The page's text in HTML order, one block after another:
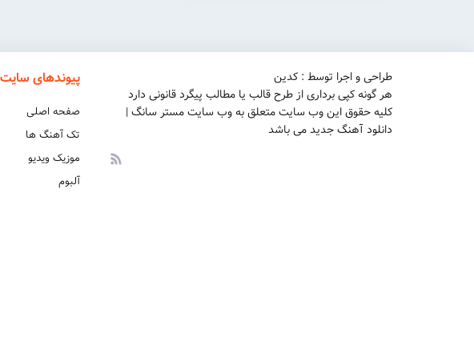
طراحی و اجرا توسط : کدین
هر گونه کپی برداری از طرح قالب یا مطالب پیگرد قانونی دارد
کلیه حقوق این وب سایت متعلق به وب سایت مستر سانگ |
دانلود آهنگ جدید می باشد
پیوندهای سایت
صفحه اصلی
تک آهنگ ها
موزیک ویدیو
آلبوم